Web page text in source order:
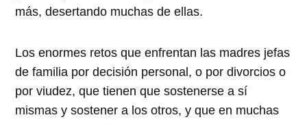
más, desertando muchas de ellas.
Los enormes retos que enfrentan las madres jefas
de familia por decisión personal, o por divorcios o
por viudez, que tienen que sostenerse a sí
mismas y sostener a los otros, y que en muchas